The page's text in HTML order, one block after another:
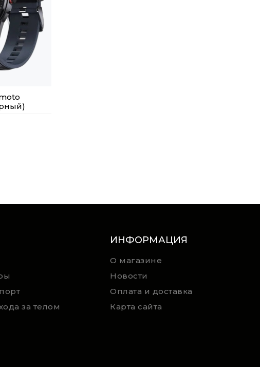
за телом
ИНФОРМАЦИЯ
О магазине
Новости
Оплата и доставка
Карта сайта